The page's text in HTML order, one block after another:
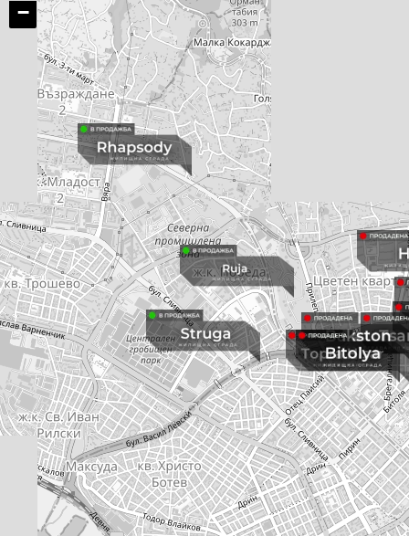
−